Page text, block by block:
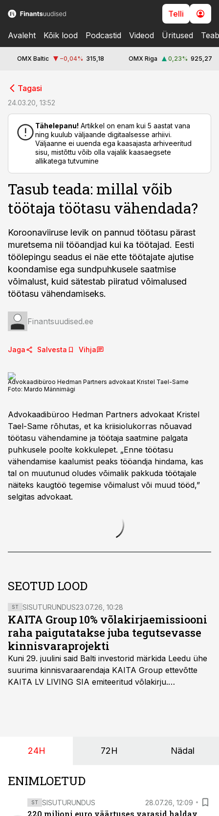
Telli
Avaleht Kõik lood Podcastid Videod Üritused
OMX Baltic −0,04% 315,18 OMX Riga 0,23% 925,27
Tagasi
24.03.20, 13:52
Tähelepanu! Artikkel on enam kui 5 aastat vana
ning kuulub väljaande digitaalsesse arhiivi.
Väljaanne ei uuenda ega kaasajasta arhiveeritud
sisu, mistõttu võib olla vajalik kaasaegsete
allikatega tutvumine
Tasub teada: millal võib
töötaja töötasu vähendada?
Koroonaviiruse levik on pannud töötasu pärast
muretsema nii tööandjad kui ka töötajad. Eesti
töölepingu seadus ei näe ette töötajate ajutise
koondamise ega sundpuhkusele saatmise
võimalust, kuid sätestab piiratud võimalused
töötasu vähendamiseks.
Finantsuudised.ee
Jaga Salvesta Vihja
Advokaadibüroo Hedman Partners advokaat Kristel Tael-Same
Foto: Mardo Männimägi
Advokaadibüroo Hedman Partners advokaat Kristel
Tael-Same rõhutas, et ka kriisiolukorras nõuavad
töötasu vähendamine ja töötaja saatmine palgata
puhkusele poolte kokkulepet. „Enne töötasu
vähendamise kaalumist peaks tööandja hindama, kas
tal on muutunud oludes võimalik pakkuda töötajale
näiteks kaugtöö tegemise võimalust või muud tööd,”
selgitas advokaat.
SEOTUD LOOD
ST SISUTURUNDUS23.07.26, 10:28
KAITA Group 10% võlakirjaemissiooni
raha paigutatakse juba tegutsevasse
kinnisvaraprojekti
Kuni 29. juulini said Balti investorid märkida Leedu ühe
suurima kinnisvaraarendaja KAITA Group ettevõtte
KAITA LV LIVING SIA emiteeritud võlakirju.
24H 72H Nädal
ENIMLOETUD
ST SISUTURUNDUS 28.07.26, 12:09
220 miljoni euro väärtuses varasid haldav